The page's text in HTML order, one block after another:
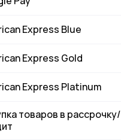
Express Blue
Express Gold
Express Platinum
товаров в рассрочку/